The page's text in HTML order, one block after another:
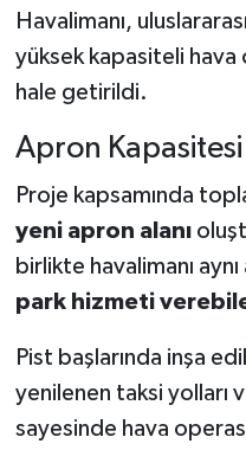
Havalimanı,
yüksek kapasiteli hava
hale getirildi.
Apron Kapasitesi
Proje kapsamında
yeni apron alanı
birlikte havalimanı aynı
park hizmeti
Pist başlarında inşa
yenilenen taksi yolları
sayesinde hava